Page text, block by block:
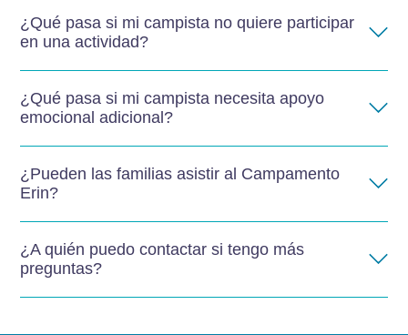
¿Qué pasa si mi campista no quiere participar
en una actividad?
¿Qué pasa si mi campista necesita apoyo
emocional adicional?
¿Pueden las familias asistir al Campamento
Erin?
¿A quién puedo contactar si tengo más
preguntas?